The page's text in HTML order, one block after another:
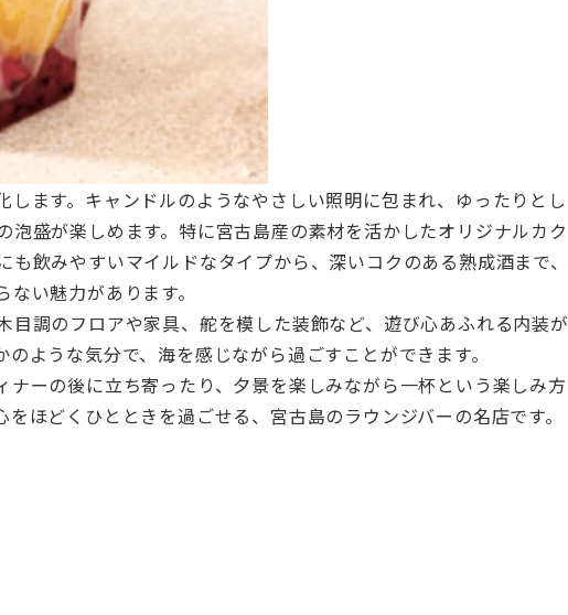
ます。キャンドルのようなやさしい照明に包まれ、ゆったりとし
盛が楽しめます。特に宮古島産の素材を活かしたオリジナルカク
飲みやすいマイルドなタイプから、深いコクのある熟成酒まで、
い魅力があります。
調のフロアや家具、舵を模した装飾など、遊び心あふれる内装が
ような気分で、海を感じながら過ごすことができます。
ーの後に立ち寄ったり、夕景を楽しみながら一杯という楽しみ方
ほどくひとときを過ごせる、宮古島のラウンジバーの名店です。